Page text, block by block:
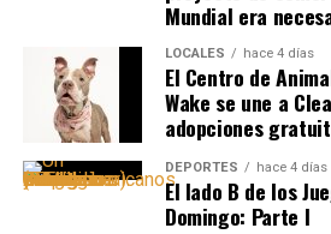
Mundial era
LOCALES hace 4 días
El Centro de
Wake se une a
adopciones
DEPORTES hace 4 días
El lado B de los
Domingo: Parte I